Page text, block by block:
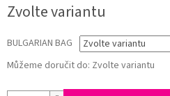
cena:
Zvolte variantu
BULGARIAN BAG
Můžeme doručit do: Zvolte variantu